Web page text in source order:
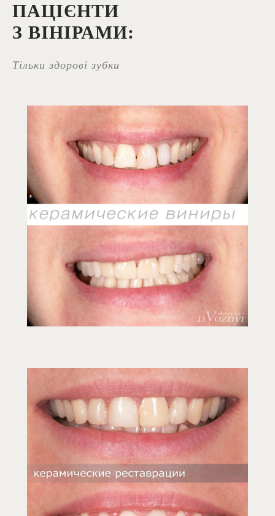
ПАЦІЄНТИ
З ВІНІРАМИ:
Тільки здорові зубки